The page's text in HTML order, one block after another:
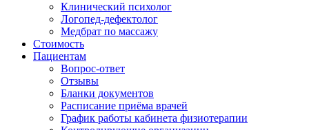
Клинический психолог
Логопед-дефектолог
Медбрат по массажу
Стоимость
Пациентам
Вопрос-ответ
Отзывы
Бланки документов
Расписание приёма врачей
График работы кабинета физиотерапии